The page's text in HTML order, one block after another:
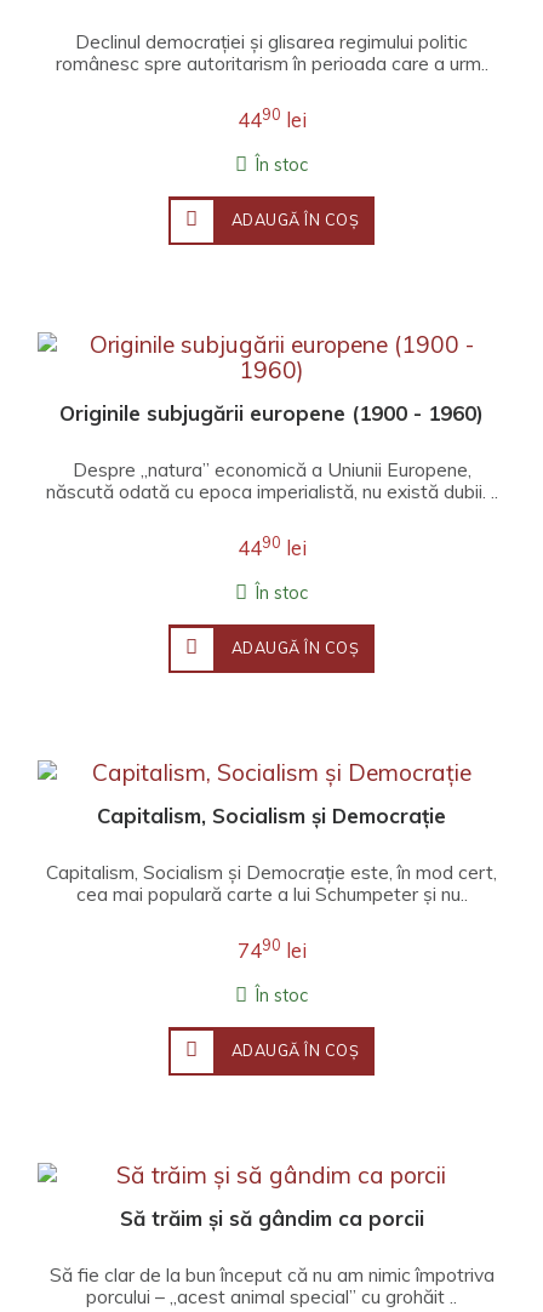
Declinul democrației și glisarea regimului politic
românesc spre autoritarism în perioada care a urm..
4490 lei
În stoc
ADAUGĂ ÎN COŞ
Originile subjugării europene (1900 - 1960)
Despre „natura” economică a Uniunii Europene,
născută odată cu epoca imperialistă, nu există dubii. ..
4490 lei
În stoc
ADAUGĂ ÎN COŞ
Capitalism, Socialism și Democrație
Capitalism, Socialism și Democrație este, în mod cert,
cea mai populară carte a lui Schumpeter și nu..
7490 lei
În stoc
ADAUGĂ ÎN COŞ
Să trăim și să gândim ca porcii
Să fie clar de la bun început că nu am nimic împotriva
porcului – „acest animal special” cu grohăit ..